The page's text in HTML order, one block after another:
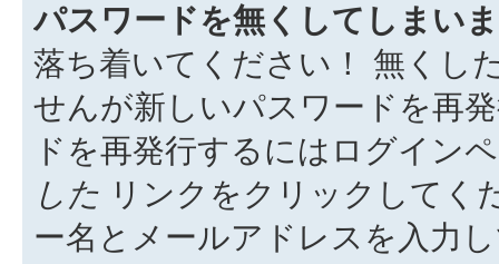
パスワードを無くしてしまい
落ち着いてください！ 無くし
せんが新しいパスワードを再
ドを再発行するにはログイン
した リンクをクリックしてく
ー名とメールアドレスを入力